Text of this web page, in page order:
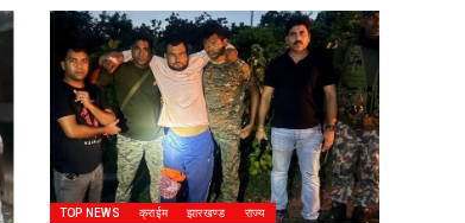
TOP NEWS क्राईम झारखण्ड राज्य